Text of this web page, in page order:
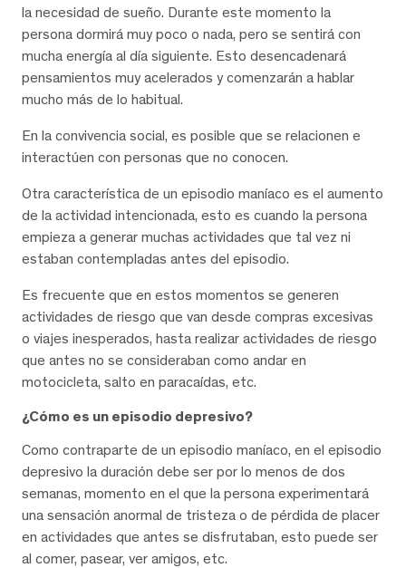
la necesidad de sueño. Durante este momento la
persona dormirá muy poco o nada, pero se sentirá con
mucha energía al día siguiente. Esto desencadenará
pensamientos muy acelerados y comenzarán a hablar
mucho más de lo habitual.
En la convivencia social, es posible que se relacionen e
interactúen con personas que no conocen.
Otra característica de un episodio maníaco es el aumento
de la actividad intencionada, esto es cuando la persona
empieza a generar muchas actividades que tal vez ni
estaban contempladas antes del episodio.
Es frecuente que en estos momentos se generen
actividades de riesgo que van desde compras excesivas
o viajes inesperados, hasta realizar actividades de riesgo
que antes no se consideraban como andar en
motocicleta, salto en paracaídas, etc.
¿Cómo es un episodio depresivo?
Como contraparte de un episodio maníaco, en el episodio
depresivo la duración debe ser por lo menos de dos
semanas, momento en el que la persona experimentará
una sensación anormal de tristeza o de pérdida de placer
en actividades que antes se disfrutaban, esto puede ser
al comer, pasear, ver amigos, etc.